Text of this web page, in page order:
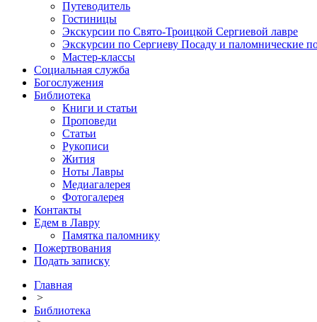
Путеводитель
Гостиницы
Экскурсии по Свято-Троицкой Сергиевой лавре
Экскурсии по Сергиеву Посаду и паломнические
Мастер-классы
Социальная служба
Богослужения
Библиотека
Книги и статьи
Проповеди
Статьи
Рукописи
Жития
Ноты Лавры
Медиагалерея
Фотогалерея
Контакты
Едем в Лавру
Памятка паломнику
Пожертвования
Подать записку
Главная
>
Библиотека